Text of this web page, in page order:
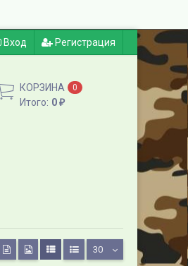
Вход Регистрация
КОРЗИНА 0
Итого: 0 ₽
30